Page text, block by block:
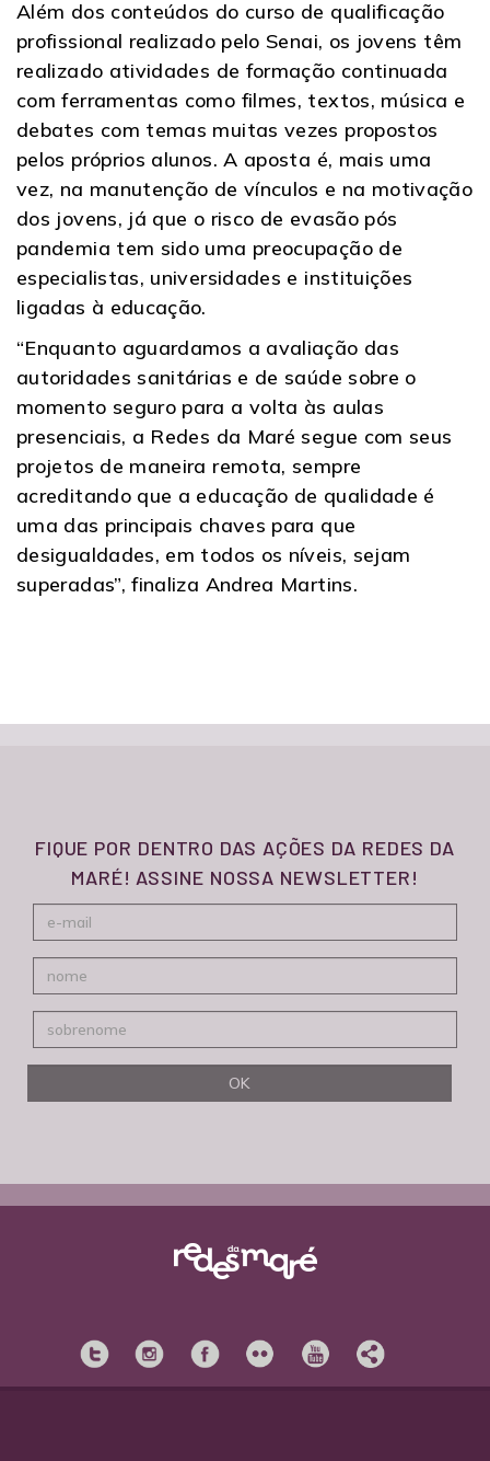
Além dos conteúdos do curso de qualificação
profissional realizado pelo Senai, os jovens têm
realizado atividades de formação continuada
com ferramentas como filmes, textos, música e
debates com temas muitas vezes propostos
pelos próprios alunos. A aposta é, mais uma
vez, na manutenção de vínculos e na motivação
dos jovens, já que o risco de evasão pós
pandemia tem sido uma preocupação de
especialistas, universidades e instituições
ligadas à educação.
“Enquanto aguardamos a avaliação das
autoridades sanitárias e de saúde sobre o
momento seguro para a volta às aulas
presenciais, a Redes da Maré segue com seus
projetos de maneira remota, sempre
acreditando que a educação de qualidade é
uma das principais chaves para que
desigualdades, em todos os níveis, sejam
superadas”, finaliza Andrea Martins.
FIQUE POR DENTRO DAS AÇÕES DA REDES DA
MARÉ! ASSINE NOSSA NEWSLETTER!